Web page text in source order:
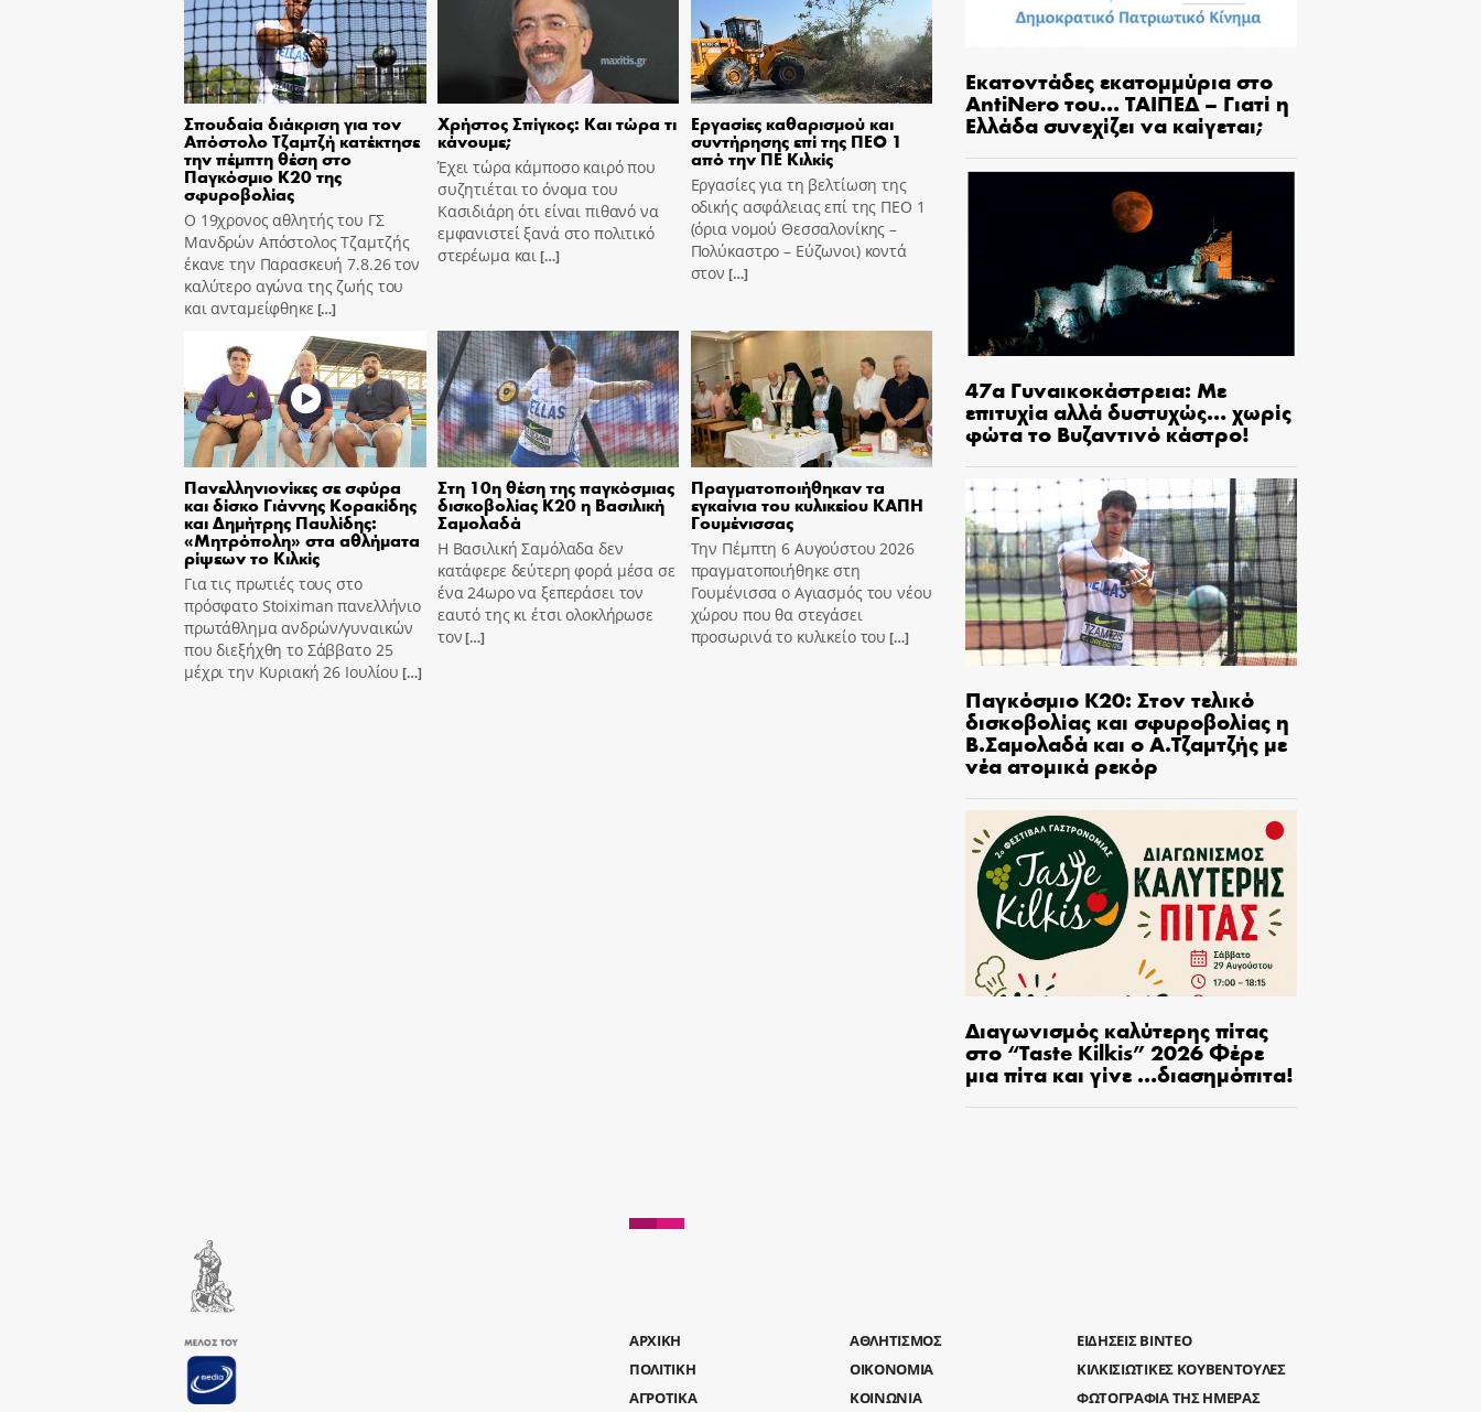
Σπουδαία διάκριση για τον
Απόστολο Τζαμτζή κατέκτησε
την πέμπτη θέση στο
Παγκόσμιο Κ20 της
σφυροβολίας
Ο 19χρονος αθλητής του ΓΣ
Μανδρών Απόστολος Τζαμτζής
έκανε την Παρασκευή 7.8.26 τον
καλύτερο αγώνα της ζωής του
και ανταμείφθηκε […]
Χρήστος Σπίγκος: Και τώρα τι
κάνουμε;
Έχει τώρα κάμποσο καιρό που
συζητιέται το όνομα του
Κασιδιάρη ότι είναι πιθανό να
εμφανιστεί ξανά στο πολιτικό
στερέωμα και[…]
Εργασίες καθαρισμού και
συντήρησης επί της ΠΕΟ 1
από την ΠΕ Κιλκίς
Εργασίες για τη βελτίωση της
οδικής ασφάλειας επί της ΠΕΟ 1
(όρια νομού Θεσσαλονίκης –
Πολύκαστρο – Εύζωνοι) κοντά
στον […]
Πανελληνιονίκες σε σφύρα
και δίσκο Γιάννης Κορακίδης
και Δημήτρης Παυλίδης:
«Μητρόπολη» στα αθλήματα
ρίψεων το Κιλκίς
Για τις πρωτιές τους στο
πρόσφατο Stoiximan πανελλήνιο
πρωτάθλημα ανδρών/γυναικών
που διεξήχθη το Σάββατο 25
μέχρι την Κυριακή 26 Ιουλίου […]
Στη 10η θέση της παγκόσμιας
δισκοβολίας Κ20 η Βασιλική
Σαμολαδά
Η Βασιλική Σαμόλαδα δεν
κατάφερε δεύτερη φορά μέσα σε
ένα 24ωρο να ξεπεράσει τον
εαυτό της κι έτσι ολοκλήρωσε
τον[…]
Πραγματοποιήθηκαν τα
εγκαίνια του κυλικείου ΚΑΠΗ
Γουμένισσας
Την Πέμπτη 6 Αυγούστου 2026
πραγματοποιήθηκε στη
Γουμένισσα ο Αγιασμός του νέου
χώρου που θα στεγάσει
προσωρινά το κυλικείο του […]
Εκατοντάδες εκατομμύρια στο
AntiNero του… ΤΑΙΠΕΔ – Γιατί η
Ελλάδα συνεχίζει να καίγεται;
47α Γυναικοκάστρεια: Με
επιτυχία αλλά δυστυχώς… χωρίς
φώτα το Βυζαντινό κάστρο!
Παγκόσμιο Κ20: Στον τελικό
δισκοβολίας και σφυροβολίας η
Β.Σαμολαδά και ο Α.Τζαμτζής με
νέα ατομικά ρεκόρ
Διαγωνισμός καλύτερης πίτας
στο “Taste Kilkis” 2026 Φέρε
μια πίτα και γίνε …διασημόπιτα!
AΡΧΙΚΗ
ΑΘΛΗΤΙΣΜΟΣ
ΠΟΛΙΤΙΚΗ
ΟΙΚΟΝΟΜΙΑ
ΑΓΡΟΤΙΚΑ
ΚΟΙΝΩΝΙΑ
ΕΙΔΗΣΕΙΣ ΒΙΝΤΕΟ
ΚΙΛΚΙΣΙΩΤΙΚΕΣ ΚΟΥΒΕΝΤΟΥΛΕΣ
ΦΩΤΟΓΡΑΦΙΑ ΤΗΣ ΗΜΕΡΑΣ